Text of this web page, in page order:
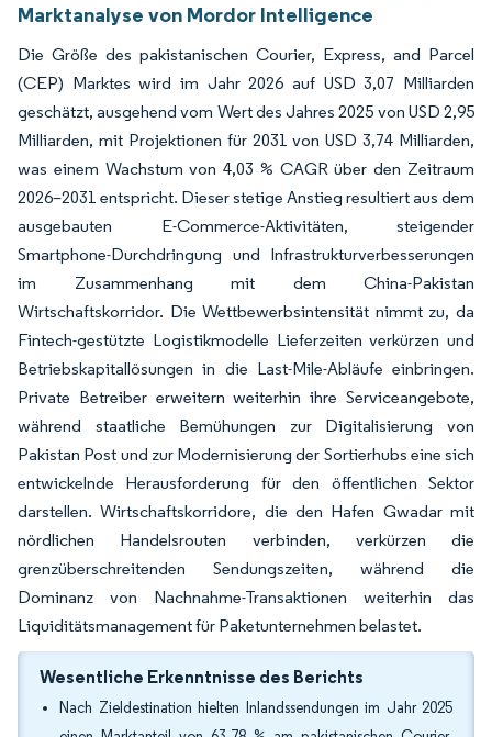
Marktanalyse von Mordor Intelligence
Die Größe des pakistanischen Courier, Express, and Parcel
(CEP) Marktes wird im Jahr 2026 auf USD 3,07 Milliarden
geschätzt, ausgehend vom Wert des Jahres 2025 von USD 2,95
Milliarden, mit Projektionen für 2031 von USD 3,74 Milliarden,
was einem Wachstum von 4,03 % CAGR über den Zeitraum
2026–2031 entspricht. Dieser stetige Anstieg resultiert aus dem
ausgebauten E-Commerce-Aktivitäten, steigender
Smartphone-Durchdringung und Infrastrukturverbesserungen
im Zusammenhang mit dem China-Pakistan
Wirtschaftskorridor. Die Wettbewerbsintensität nimmt zu, da
Fintech-gestützte Logistikmodelle Lieferzeiten verkürzen und
Betriebskapitallösungen in die Last-Mile-Abläufe einbringen.
Private Betreiber erweitern weiterhin ihre Serviceangebote,
während staatliche Bemühungen zur Digitalisierung von
Pakistan Post und zur Modernisierung der Sortierhubs eine sich
entwickelnde Herausforderung für den öffentlichen Sektor
darstellen. Wirtschaftskorridore, die den Hafen Gwadar mit
nördlichen Handelsrouten verbinden, verkürzen die
grenzüberschreitenden Sendungszeiten, während die
Dominanz von Nachnahme-Transaktionen weiterhin das
Liquiditätsmanagement für Paketunternehmen belastet.
Wesentliche Erkenntnisse des Berichts
Nach Zieldestination hielten Inlandssendungen im Jahr 2025